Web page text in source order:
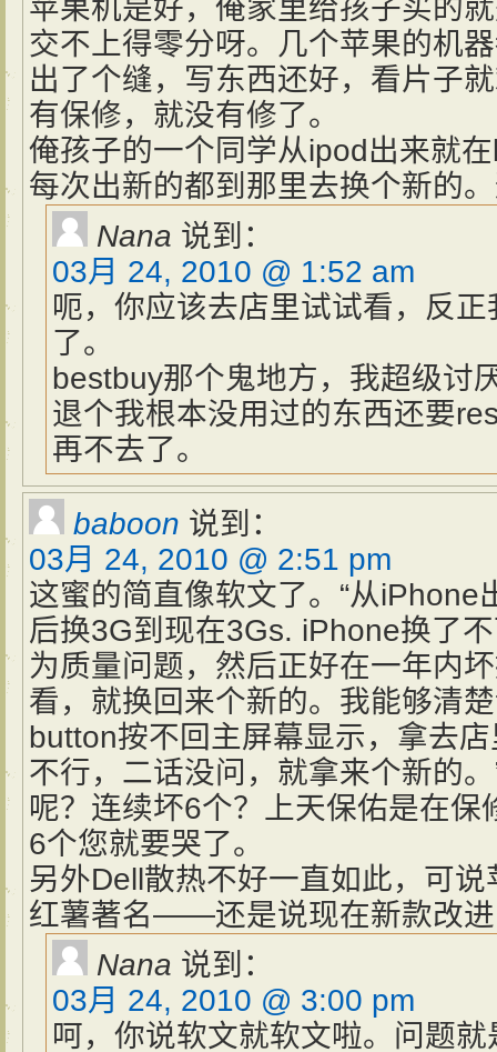
苹果机是好，俺家里给孩子买的
交不上得零分呀。几个苹果的机
出了个缝，写东西还好，看片子
有保修，就没有修了。
俺孩子的一个同学从ipod出来就
每次出新的都到那里去换个新的
Nana 说到：
03月 24, 2010 @ 1:52 am
呃，你应该去店里试试看，反
了。
bestbuy那个鬼地方，我超级讨
退个我根本没用过的东西还要
再不去了。
baboon 说到：
03月 24, 2010 @ 2:51 pm
这蜜的简直像软文了。“从iPhone
后换3G到现在3Gs. iPhone换了
为质量问题，然后正好在一年内
看，就换回来个新的。我能够清
button按不回主屏幕显示，拿去
不行，二话没问，就拿来个新的
呢？连续坏6个？上天保佑是在保
6个您就要哭了。
另外Dell散热不好一直如此，可
红薯著名——还是说现在新款改
Nana 说到：
03月 24, 2010 @ 3:00 pm
呵，你说软文就软文啦。问题